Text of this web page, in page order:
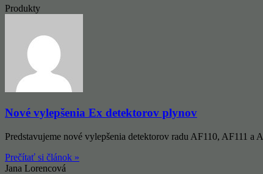
Produkty
Nové vylepšenia Ex detektorov plynov
Predstavujeme nové vylepšenia detektorov radu AF110, AF111
Prečítať si článok »
Jana Lorencová